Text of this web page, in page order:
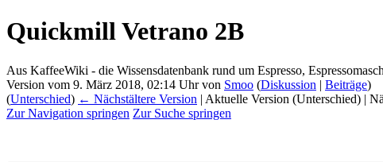
Quickmill Vetrano 2B
Aus KaffeeWiki - die Wissensdatenbank rund um Espresso,
Version vom 9. März 2018, 02:14 Uhr von Smoo (Diskussion | Beiträge)
(Unterschied) ← Nächstältere Version | Aktuelle Version (Unterschied) |
Zur Navigation springen Zur Suche springen